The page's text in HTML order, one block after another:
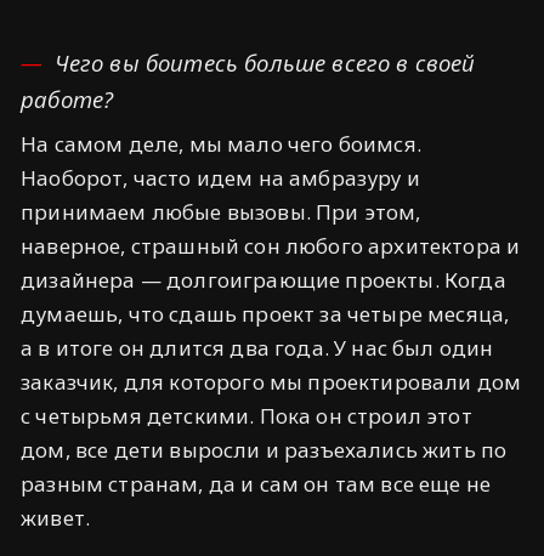
Чего вы боитесь больше всего в своей
работе?
На самом деле, мы мало чего боимся.
Наоборот, часто идем на амбразуру и
принимаем любые вызовы. При этом,
наверное, страшный сон любого архитектора и
дизайнера — долгоиграющие проекты. Когда
думаешь, что сдашь проект за четыре месяца,
а в итоге он длится два года. У нас был один
заказчик, для которого мы проектировали дом
с четырьмя детскими. Пока он строил этот
дом, все дети выросли и разъехались жить по
разным странам, да и сам он там все еще не
живет.